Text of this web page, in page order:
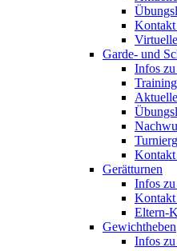
Garde- und
Infos
Gerätturnen
Infos
Kontakt
Eltern-
Gewichtheben
Infos